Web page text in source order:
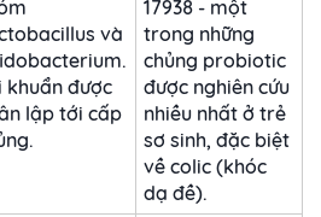
và
khuẩn được
lập tới cấp
17938 - một
trong những
chủng probiotic
được nghiên cứu
nhiều nhất ở trẻ
sơ sinh, đặc biệt
về colic (khóc
dạ đề).